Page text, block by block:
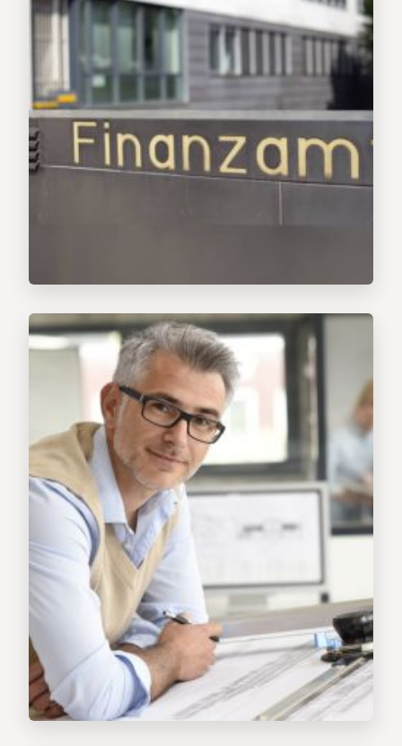
Architekten
Ingenieure
Statiker
Öffentlich bestellte Gutachter